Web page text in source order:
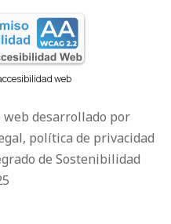
web
desarrollado por
política de privacidad
de Sostenibilidad